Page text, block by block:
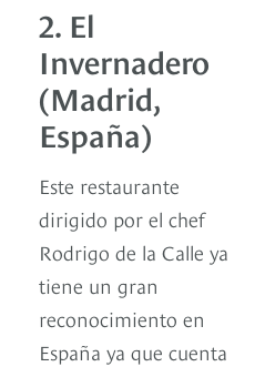
2. El
Invernadero
(Madrid,
España)
Este restaurante
dirigido por el chef
Rodrigo de la Calle ya
tiene un gran
reconocimiento en
España ya que cuenta